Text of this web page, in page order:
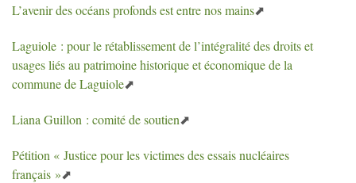
L’avenir des océans profonds est entre nos mains
Laguiole : pour le rétablissement de l’intégralité des droits et
usages liés au patrimoine historique et économique de la
commune de Laguiole
Liana Guillon : comité de soutien
Pétition « Justice pour les victimes des essais nucléaires
français »